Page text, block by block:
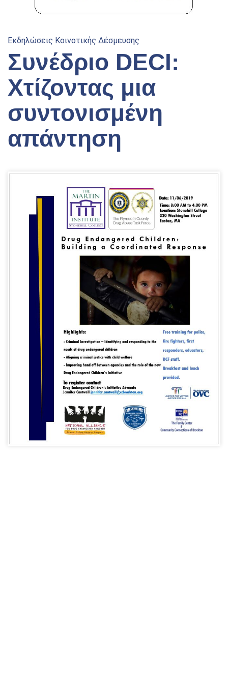
Εκδηλώσεις Κοινοτικής Δέσμευσης
Συνέδριο DECI:
Χτίζοντας μια
συντονισμένη
απάντηση